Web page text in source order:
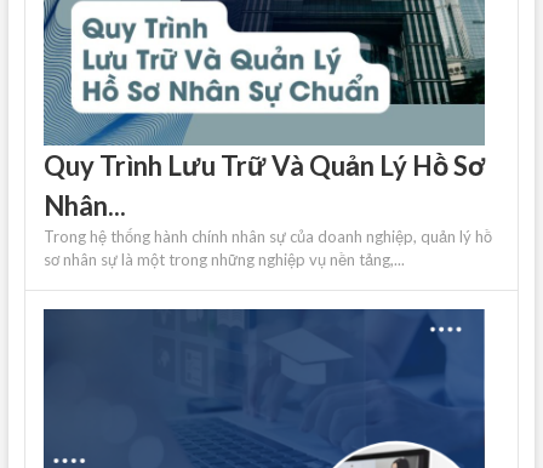
Quy Trình Lưu Trữ Và Quản Lý Hồ Sơ
Nhân...
Trong hệ thống hành chính nhân sự của doanh nghiệp, quản lý hồ
sơ nhân sự là một trong những nghiệp vụ nền tảng,...